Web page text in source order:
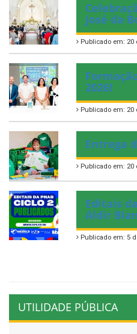
José da
Publicado em: 20
2026!
Publicado em: 20
Entrega
Publicado em: 20
Editais
Aldir
Publicado em: 5
UTILIDADE PÚBLICA